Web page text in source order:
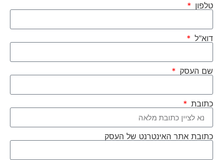
טלפון
דוא"ל
שם העסק
כתובת
כתובת אתר האינטרנט של העסק